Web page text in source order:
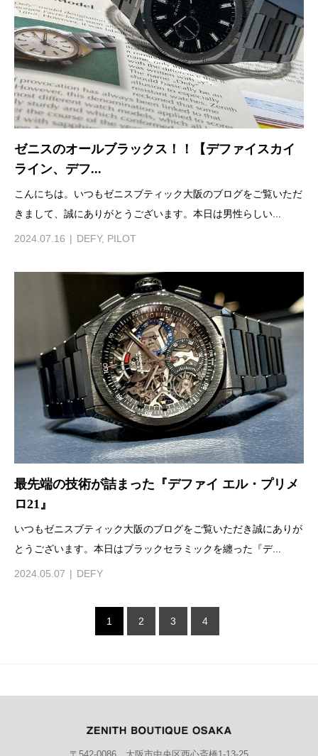
ゼニスのオールブラックス！！【デファイスカイ
ライン、デフ...
こんにちは。いつもゼニスブティック大阪のブログをご覧いただ
きまして、誠にありがとうございます。本日は男性らしい...
2024.07.16 DEFY, PILOT
最先端の技術が詰まった『デファイ エル・プリメ
ロ21』
いつもゼニスブティック大阪のブログをご覧いただき誠にありが
とうございます。本日はブラックセラミックを纏った『デ...
2024.05.07 DEFY
1 2 3 4